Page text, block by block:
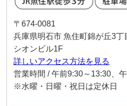
〒674-0081
兵庫県明石市 魚住町錦が丘3丁
シオンビル1F
詳しいアクセス方法を見る
営業時間 / 午前9:30～13:30、
※水曜・日曜・祝日は定休日